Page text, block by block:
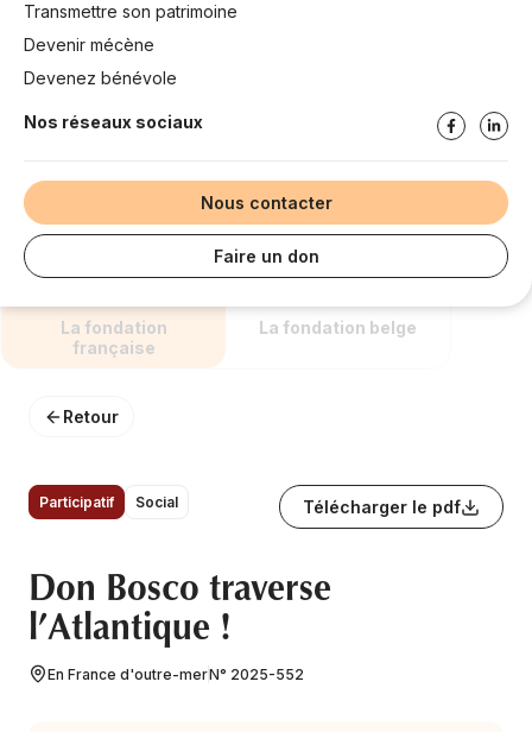
Transmettre son patrimoine
Devenir mécène
Devenez bénévole
Nos réseaux sociaux
Nous contacter
Faire un don
La fondation
française
La fondation belge
Retour
Participatif Social Télécharger le pdf
Don Bosco traverse
l’Atlantique !
En France d'outre-merN° 2025-552